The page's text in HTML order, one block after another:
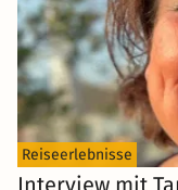
Reiseerlebnisse